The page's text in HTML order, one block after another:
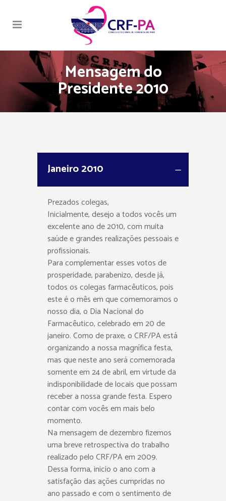
Mensagem do
Presidente 2010
Janeiro 2010
Prezados colegas,
Inicialmente, desejo a todos vocês um
excelente ano de 2010, com muita
saúde e grandes realizações pessoais e
profissionais.
Para complementar esses votos de
prosperidade, parabenizo, desde já,
todos os colegas farmacêuticos, pois
este é o mês em que comemoramos o
nosso dia, o Dia Nacional do
Farmacêutico, celebrado em 20 de
janeiro. Como de praxe, o CRF/PA está
organizando a nossa magnífica festa,
mas que neste ano será comemorada
somente em 24 de abril, em virtude da
indisponibilidade de locais que possam
receber a nossa grande festa. Espero
contar com vocês em mais belo
momento.
Na mensagem de dezembro fizemos
uma breve retrospectiva do trabalho
realizado pelo CRF/PA em 2009.
Dessa forma, inicio o ano com a
satisfação das ações cumpridas no
ano passado e com o sentimento de